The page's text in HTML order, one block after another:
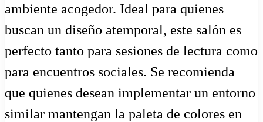
ambiente acogedor. Ideal para quienes
buscan un diseño atemporal, este salón es
perfecto tanto para sesiones de lectura como
para encuentros sociales. Se recomienda
que quienes desean implementar un entorno
similar mantengan la paleta de colores en